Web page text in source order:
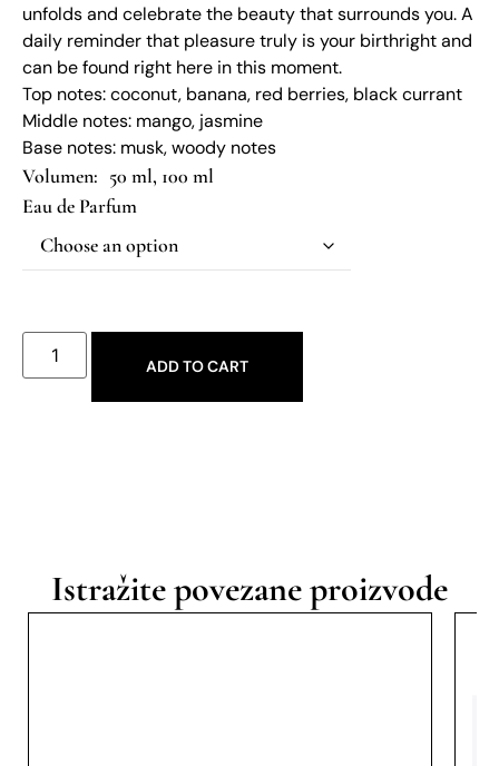
unfolds and celebrate the beauty that surrounds you. A
daily reminder that pleasure truly is your birthright and
can be found right here in this moment.
Top notes: coconut, banana, red berries, black currant
Middle notes: mango, jasmine
Base notes: musk, woody notes
50 ml, 100 ml
Eau de Parfum
ADD TO CART
Istražite povezane proizvode